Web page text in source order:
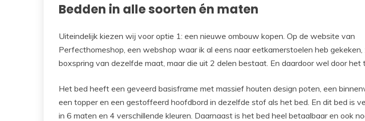
Bedden in alle soorten én maten
Uiteindelijk kiezen wij voor optie 1: een nieuwe ombouw kopen. Op de website van
Perfecthomeshop, een webshop waar ik al eens naar eetkamerstoelen heb gekeken,
boxspring van dezelfde maat, maar die uit 2 delen bestaat. En daardoor wel door het
Het bed heeft een geveerd basisframe met massief houten design poten, een
een topper en een gestoffeerd hoofdbord in dezelfde stof als het bed. En dit bed is
in 6 maten en 4 verschillende kleuren. Daarnaast is het bed heel betaalbaar en ook